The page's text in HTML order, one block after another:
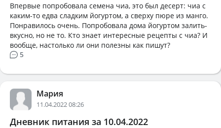
Впервые попробовала семена чиа, это был десерт: чиа с
каким-то едва сладким йогуртом, а сверху пюре из манго.
Понравилось очень. Попробовала дома йогуртом залить-
вкусно, но не то. Кто знает интересные рецепты с чиа? И
вообще, настолько ли они полезны как пишут?
5
Мария
11.04.2022 08:26
Дневник питания за 10.04.2022